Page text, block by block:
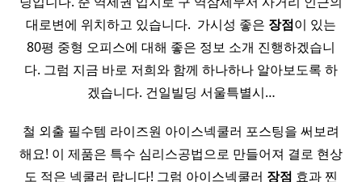
대로변에 위치하고 있습니다. ​ 가시성 좋은 장점이 있는
80평 중형 오피스에 대해 좋은 정보 소개 진행하겠습니
다. 그럼 지금 바로 저희와 함께 하나하나 알아보도록 하
겠습니다. 건일빌딩 서울특별시…
철 외출 필수템 라이즈원 아이스넥쿨러 포스팅을 써보려
해요! 이 제품은 특수 심리스공법으로 만들어져 결로 현상
도 적은 넥쿨러 랍니다! 그럼 아이스넥쿨러 장점 효과 찐